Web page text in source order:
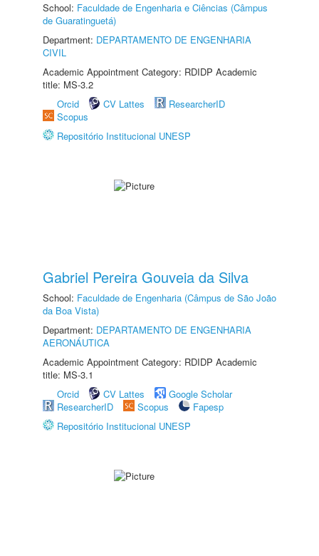
School: Faculdade de Engenharia e Ciências (Câmpus
de Guaratinguetá)
Department: DEPARTAMENTO DE ENGENHARIA
CIVIL
Academic Appointment Category: RDIDP Academic
title: MS-3.2
Orcid
CV Lattes
ResearcherID
Scopus
Repositório Institucional UNESP
Gabriel Pereira Gouveia da Silva
School: Faculdade de Engenharia (Câmpus de São João
da Boa Vista)
Department: DEPARTAMENTO DE ENGENHARIA
AERONÁUTICA
Academic Appointment Category: RDIDP Academic
title: MS-3.1
Orcid
CV Lattes
Google Scholar
ResearcherID
Scopus
Fapesp
Repositório Institucional UNESP